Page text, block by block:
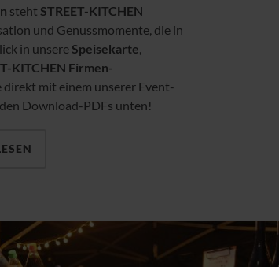
steht STREET-KITCHEN
und Genussmomente, die in
in unsereSpeisekarte,
KITCHEN Firmen-
direkt mit einem unserer Event-
Download-PDFs unten!